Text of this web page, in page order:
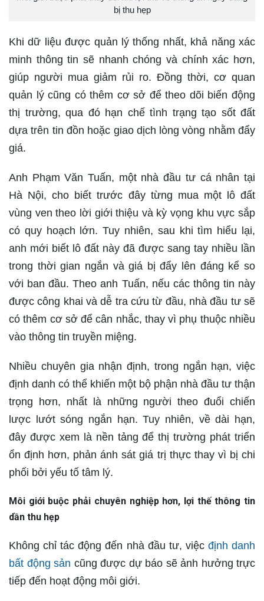
bị thu hẹp
Khi dữ liệu được quản lý thống nhất, khả năng xác
minh thông tin sẽ nhanh chóng và chính xác hơn,
giúp người mua giảm rủi ro. Đồng thời, cơ quan
quản lý cũng có thêm cơ sở để theo dõi biến động
thị trường, qua đó hạn chế tình trạng tạo sốt đất
dựa trên tin đồn hoặc giao dịch lòng vòng nhằm đẩy
giá.
Anh Phạm Văn Tuấn, một nhà đầu tư cá nhân tại
Hà Nội, cho biết trước đây từng mua một lô đất
vùng ven theo lời giới thiệu và kỳ vọng khu vực sắp
có quy hoạch lớn. Tuy nhiên, sau khi tìm hiểu lại,
anh mới biết lô đất này đã được sang tay nhiều lần
trong thời gian ngắn và giá bị đẩy lên đáng kể so
với ban đầu. Theo anh Tuấn, nếu các thông tin này
được công khai và dễ tra cứu từ đầu, nhà đầu tư sẽ
có thêm cơ sở để cân nhắc, thay vì phụ thuộc nhiều
vào thông tin truyền miệng.
Nhiều chuyên gia nhận định, trong ngắn hạn, việc
định danh có thể khiến một bộ phận nhà đầu tư thận
trọng hơn, nhất là những người theo đuổi chiến
lược lướt sóng ngắn hạn. Tuy nhiên, về dài hạn,
đây được xem là nền tảng để thị trường phát triển
ổn định hơn, phản ánh sát giá trị thực thay vì bị chi
phối bởi yếu tố tâm lý.
Môi giới buộc phải chuyên nghiệp hơn, lợi thế thông tin
dần thu hẹp
Không chỉ tác động đến nhà đầu tư, việc định danh
bất động sản cũng được dự báo sẽ ảnh hưởng trực
tiếp đến hoạt động môi giới.